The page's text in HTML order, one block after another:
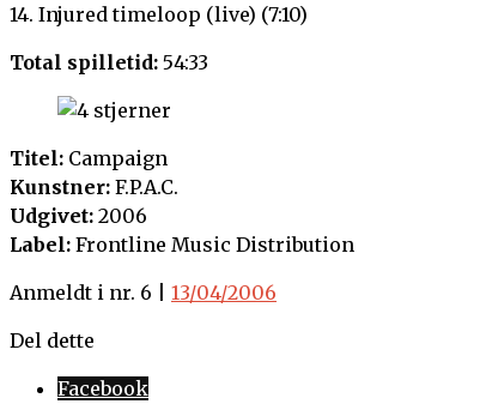
14. Injured timeloop (live) (7:10)
Total spilletid: 54:33
Titel: Campaign
Kunstner: F.P.A.C.
Udgivet: 2006
Label: Frontline Music Distribution
Anmeldt i nr. 6 | 13/04/2006
Del dette
Facebook